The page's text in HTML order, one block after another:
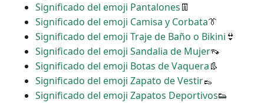
Significado del emoji Pantalones👖
Significado del emoji Camisa y Corbata👔
Significado del emoji Traje de Baño o Bikini 👙
Significado del emoji Sandalia de Mujer👡
Significado del emoji Botas de Vaquera👢
Significado del emoji Zapato de Vestir👞
Significado del emoji Zapatos Deportivos👟